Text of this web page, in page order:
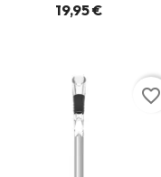
19,95 €
favorite_border